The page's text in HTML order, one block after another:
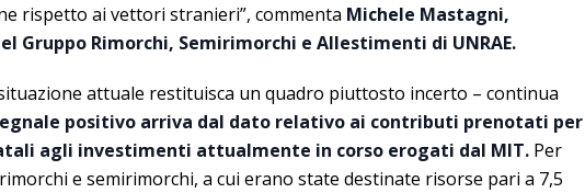
rispetto ai vettori stranieri”, commenta Michele Mastagni,
Gruppo Rimorchi, Semirimorchi e Allestimenti di UNRAE.
attuale restituisca un quadro piuttosto incerto – continua
positivo arriva dal dato relativo ai contributi prenotati per
agli investimenti attualmente in corso erogati dal MIT. Per
rimorchi e semirimorchi, a cui erano state destinate risorse pari a 7,5